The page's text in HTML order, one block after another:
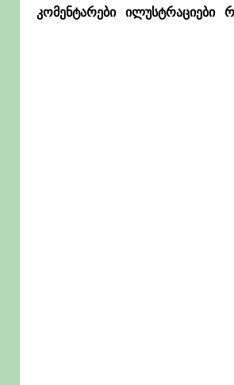
კომენტარები ილუსტრაციები